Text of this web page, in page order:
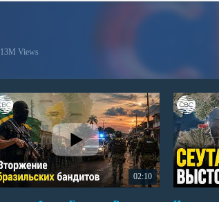
13M Views
02:10